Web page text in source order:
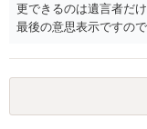
更できるのは遺言者だ
最後の意思表示ですの
とはできないのです。